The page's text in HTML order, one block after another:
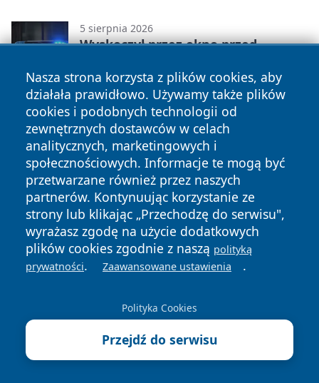
5 sierpnia 2026
Wyskoczył przez okno przed
jednośladów
4 sierpnia 2026
Nagle skręcił w lewo. 12-latek na
hulajnodze zderzył się z Fordem
31 lipca 2026
Szkoła rodzenia przed porodem -
czy to konieczność w 2026 roku?
31 lipca 2026
Upał w Żyrardowie groźny dla dzieci
i kierowców. Policja ostrzega
29 lipca 2026
rękę? To może skończyć się wysoką
karą
Nasza strona korzysta z plików cookies, aby
działała prawidłowo. Używamy także plików
cookies i podobnych technologii od
zewnętrznych dostawców w celach
analitycznych, marketingowych i
społecznościowych. Informacje te mogą być
przetwarzane również przez naszych
partnerów. Kontynuując korzystanie ze
strony lub klikając „Przechodzę do serwisu",
wyrażasz zgodę na użycie dodatkowych
plików cookies zgodnie z naszą polityką
prywatności. Zaawansowane ustawienia .
Polityka Cookies
Przejdź do serwisu